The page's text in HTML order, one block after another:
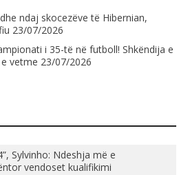
ndaj skocezëve të Hibernian,
23/07/2026
i 35-të në futboll! Shkëndija e
vetme 23/07/2026
Sylvinho: Ndeshja më e
vendoset kualifikimi